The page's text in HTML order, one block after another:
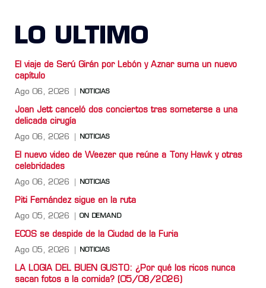
LO ULTIMO
El viaje de Serú Girán por Lebón y Aznar suma un nuevo
capítulo
Ago 06, 2026 NOTICIAS
Joan Jett canceló dos conciertos tras someterse a una
delicada cirugía
Ago 06, 2026 NOTICIAS
El nuevo video de Weezer que reúne a Tony Hawk y otras
celebridades
Ago 06, 2026 NOTICIAS
Piti Fernández sigue en la ruta
Ago 05, 2026 ON DEMAND
ECOS se despide de la Ciudad de la Furia
Ago 05, 2026 NOTICIAS
LA LOGIA DEL BUEN GUSTO: ¿Por qué los ricos nunca
sacan fotos a la comida? (05/08/2026)